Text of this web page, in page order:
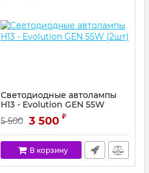
Светодиодные автолампы
H13 - Evolution GEN 55W
5 500 3 500 ₽
В корзину